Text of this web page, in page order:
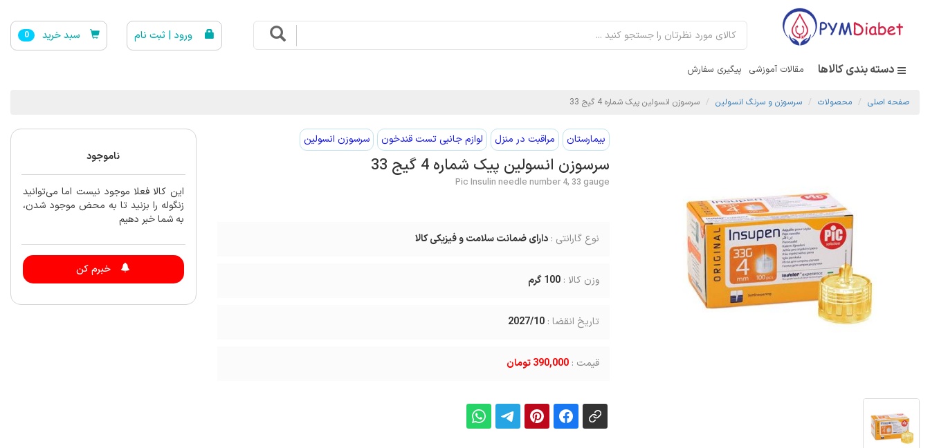
ورود | ثبت نام سبد خرید 0
دسته بندی کالاها مقالات آموزشی پیگیری سفارش
صفحه اصلی محصولات سرسوزن و سرنگ انسولین سرسوزن انسولین پیک شماره 4 گیج 33
بیمارستان مراقبت در منزل لوازم جانبی تست قندخون سرسوزن انسولین
سرسوزن انسولین پیک شماره 4 گیج 33
Pic Insulin needle number 4, 33 gauge
نوع گارانتی : دارای ضمانت سلامت و فیزیکی کالا
وزن کالا : 100گرم
تاریخ انقضا : 2027/10
قیمت : 390,000 تومان
ناموجود
این کالا فعلا موجود نیست اما می‌توانید
زنگوله را بزنید تا به محض موجود شدن،
به شما خبر دهیم
خبرم کن